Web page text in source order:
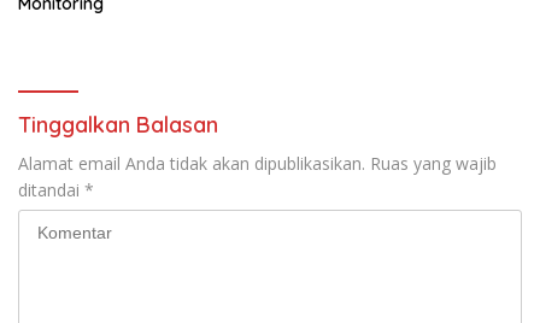
Tinggalkan Balasan
Alamat email Anda tidak akan dipublikasikan. Ruas yang wajib
ditandai *